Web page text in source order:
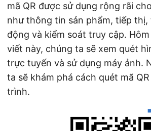
mã QR được sử dụng rộng rãi
như thông tin sản phẩm, tiếp
động và kiểm soát truy cập.
viết này, chúng ta sẽ xem quét
trực tuyến và sử dụng máy ảnh.
ta sẽ khám phá cách quét mã
trình.